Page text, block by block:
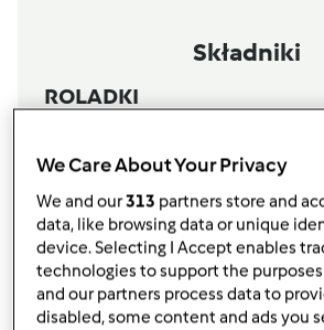
Składniki
ROLADKI
15goleju
4plastryszynki parmeńskiej
1000gwody do gotowania na
100gryżu, parboiled
1płaskiej łyżeczkiprzyprawy
1łyżkimąki ryżowej
We Care About Your Privacy
We and our313 partners store and
data, like browsing data or unique
device. Selecting I Accept enables
technologies to support the
and our partners process data to
disabled, some content and ads you